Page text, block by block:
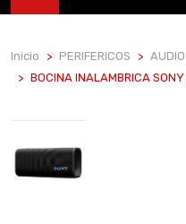
Inicio PERIFERICOS
BOCINA INALAMBRICA